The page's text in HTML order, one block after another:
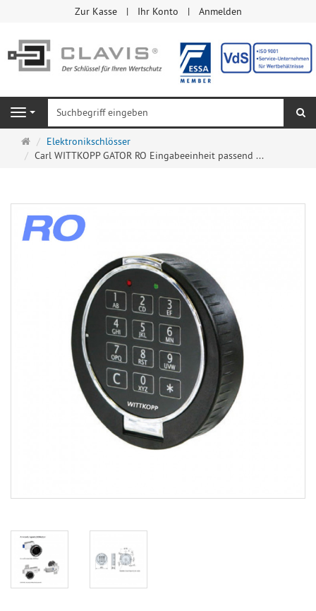
Zur Kasse Ihr Konto Anmelden
Navigation
Startseite
Elektronikschlösser
Carl WITTKOPP GATOR RO Eingabeeinheit passend ...